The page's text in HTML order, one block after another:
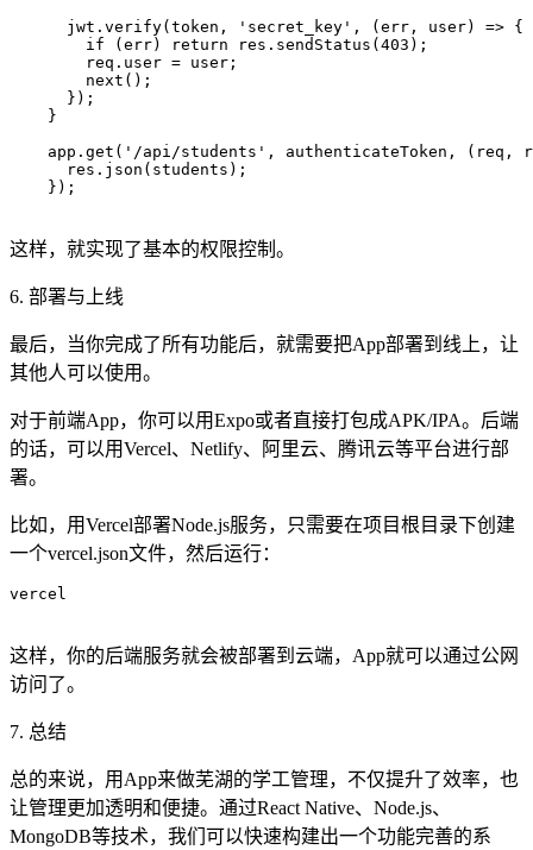
      jwt.verify(token, 'secret_key', (err, user) => {
        if (err) return res.sendStatus(403);
        req.user = user;
        next();
      });
    }
app.get('/api/students', authenticateToken, (req,
      res.json(students);
    });
这样，就实现了基本的权限控制。
6. 部署与上线
最后，当你完成了所有功能后，就需要把App部署到线上，让
其他人可以使用。
对于前端App，你可以用Expo或者直接打包成APK/IPA。后端
的话，可以用Vercel、Netlify、阿里云、腾讯云等平台进行部
署。
比如，用Vercel部署Node.js服务，只需要在项目根目录下创建
一个vercel.json文件，然后运行：
vercel
这样，你的后端服务就会被部署到云端，App就可以通过公网
访问了。
7. 总结
总的来说，用App来做芜湖的学工管理，不仅提升了效率，也
让管理更加透明和便捷。通过React Native、Node.js、
MongoDB等技术，我们可以快速构建出一个功能完善的系